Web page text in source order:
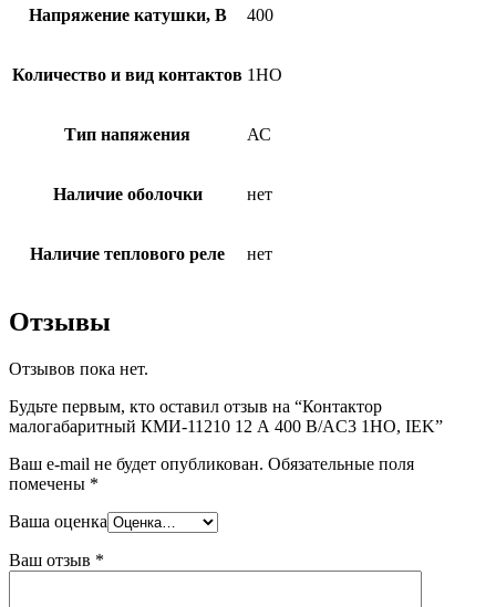
Напряжение катушки, В 400
Количество и вид контактов 1НО
Тип напяжения АС
Наличие оболочки нет
Наличие теплового реле нет
Отзывы
Отзывов пока нет.
Будьте первым, кто оставил отзыв на “Контактор
малогабаритный КМИ-11210 12 А 400 В/AC3 1НО, IEK”
Ваш e-mail не будет опубликован. Обязательные поля
помечены *
Ваша оценка
Ваш отзыв *